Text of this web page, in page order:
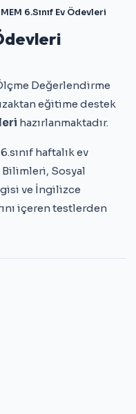
6.Sınıf Ev Ödevleri
Değerlendirme
eğitime destek
hazırlanmaktadır.
haftalık ev
Sosyal
ve İngilizce
içeren testlerden